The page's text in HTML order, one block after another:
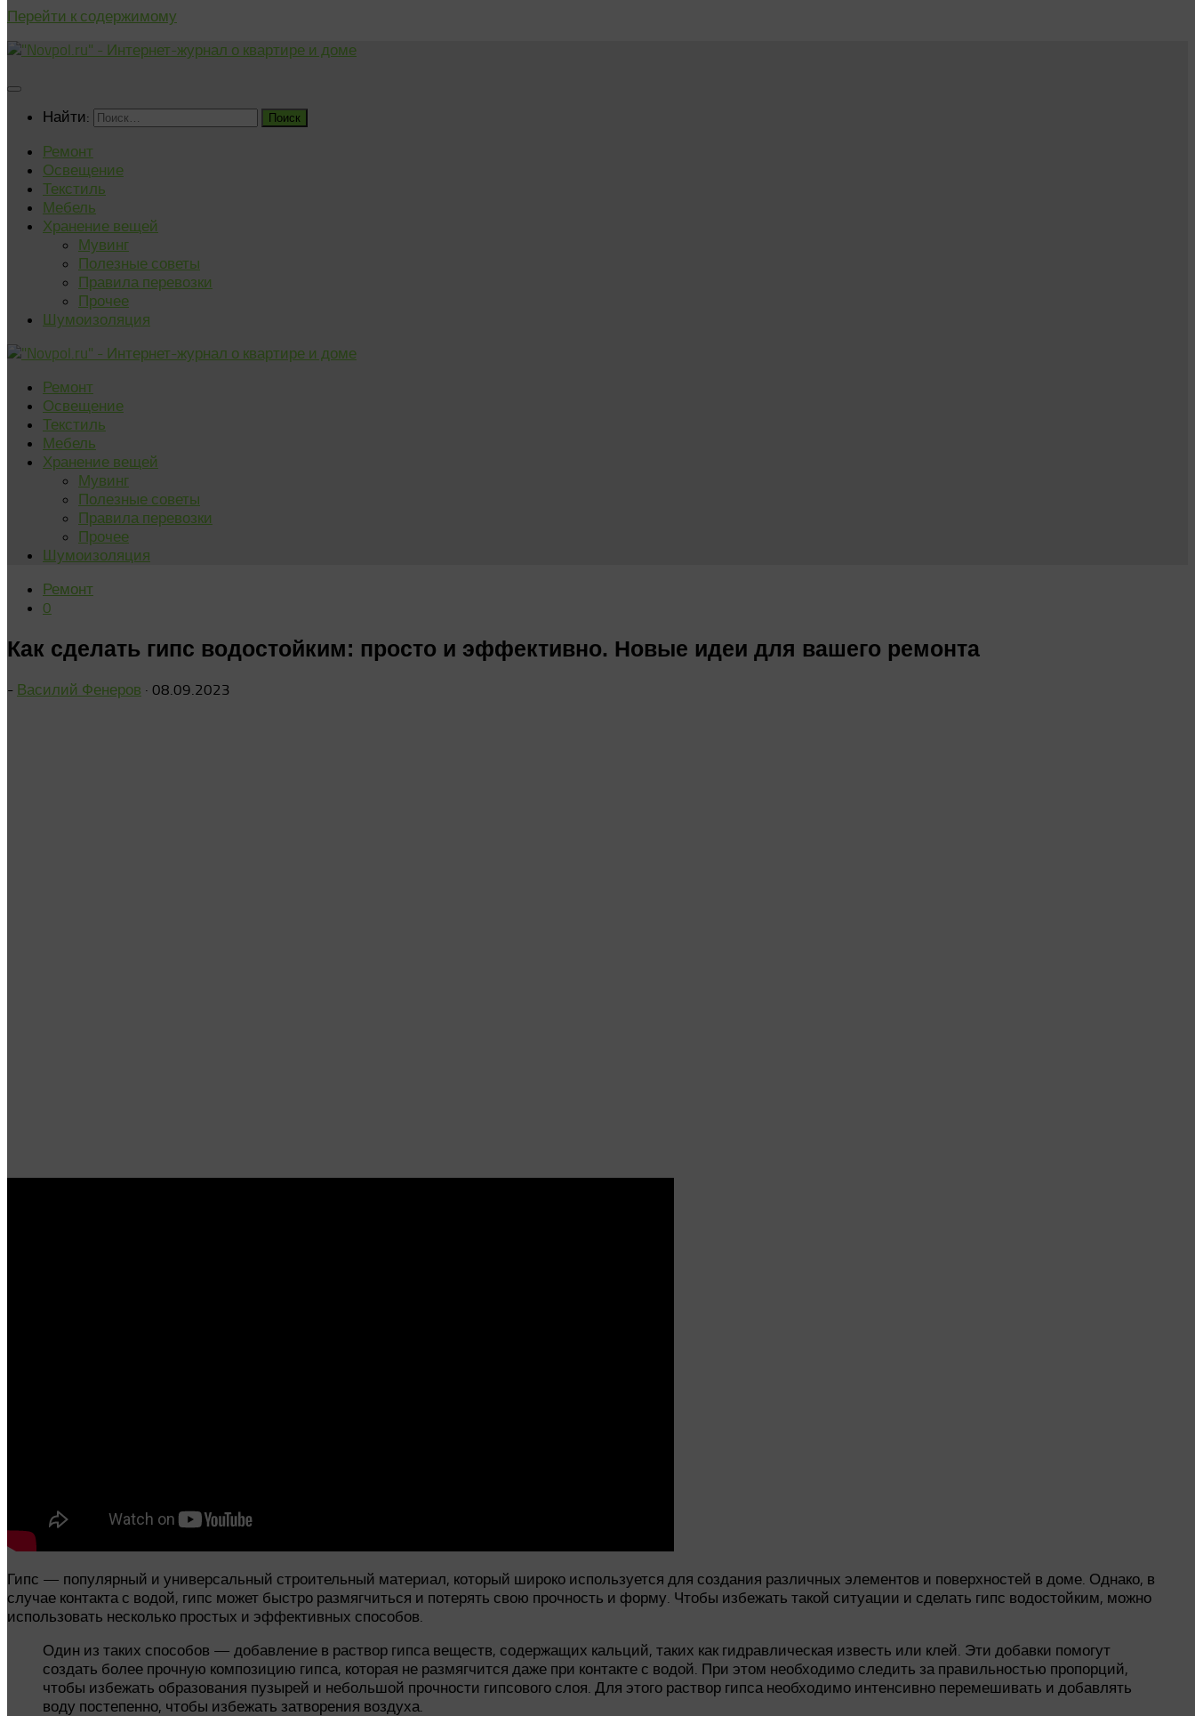
Перейти к содержимому
Найти:
Ремонт
Освещение
Текстиль
Мебель
Хранение вещей
Мувинг
Полезные советы
Правила перевозки
Прочее
Шумоизоляция
Ремонт
Освещение
Текстиль
Мебель
Хранение вещей
Мувинг
Полезные советы
Правила перевозки
Прочее
Шумоизоляция
Ремонт
0
Как сделать гипс водостойким: просто и эффективно. Новые идеи для вашего ремонта
- Василий Фенеров · 08.09.2023
Гипс — популярный и универсальный строительный материал, который широко используется для создания различных элементов и поверхностей в доме. Однако, в
случае контакта с водой, гипс может быстро размягчиться и потерять свою прочность и форму. Чтобы избежать такой ситуации и сделать гипс водостойким, можно
использовать несколько простых и эффективных способов.
Один из таких способов — добавление в раствор гипса веществ, содержащих кальций, таких как гидравлическая известь или клей. Эти добавки помогут
создать более прочную композицию гипса, которая не размягчится даже при контакте с водой. При этом необходимо следить за правильностью пропорций,
чтобы избежать образования пузырей и небольшой прочности гипсового слоя. Для этого раствор гипса необходимо интенсивно перемешивать и добавлять
воду постепенно, чтобы избежать затворения воздуха.